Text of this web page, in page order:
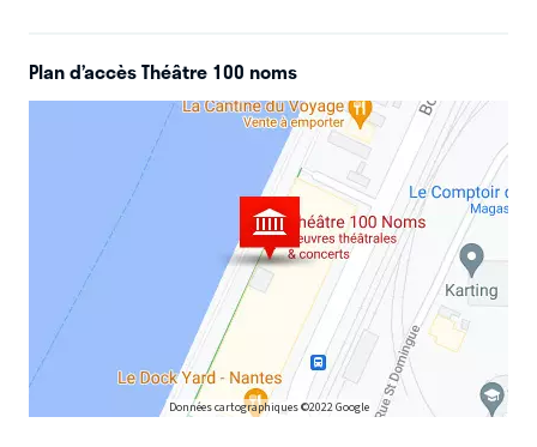
Plan d’accès Théâtre 100 noms
Données cartographiques ©2022 Google